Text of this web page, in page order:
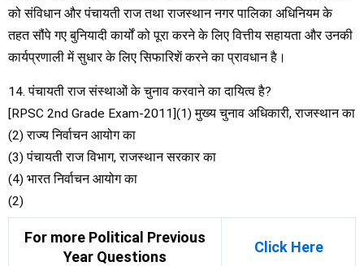
को संविधान और पंचायती राज तथा राजस्थान नगर पालिका अधिनियम के
तहत सौंपे गए बुनियादी कार्यों को पूरा करने के लिए वित्तीय सहायता और उनकी
कार्यप्रणाली में सुधार के लिए सिफारिशें करने का प्रावधान है।
14. पंचायती राज संस्थाओं के चुनाव करवाने का दायित्व है?
[RPSC 2nd Grade Exam-2011](1) मुख्य चुनाव अधिकारी, राजस्थान का
(2) राज्य निर्वाचन आयोग का
(3) पंचायती राज विभाग, राजस्थान सरकार का
(4) भारत निर्वाचन आयोग का
(2)
For more Political Previous
Year Questions
Click Here